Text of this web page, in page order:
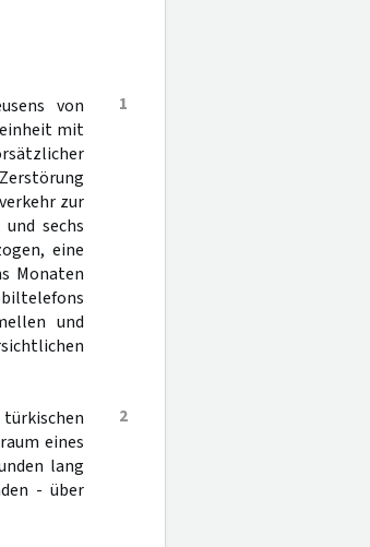
1
von
mit
zur
sechs
eine
Monaten
und
2
eines
lang
- über